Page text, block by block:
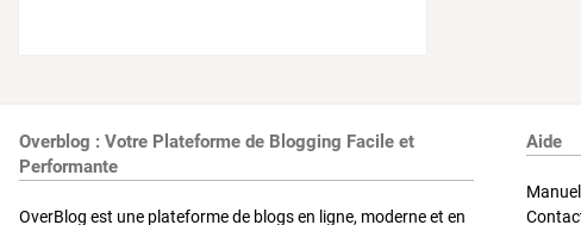
Overblog : Votre Plateforme de Blogging Facile et
Performante
OverBlog est une plateforme de blogs en ligne, moderne et en
Aide
Manuel